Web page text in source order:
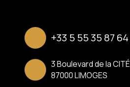
+33 5 55 35 87 64
3 Boulevard de la CITÉ
87000 LIMOGES